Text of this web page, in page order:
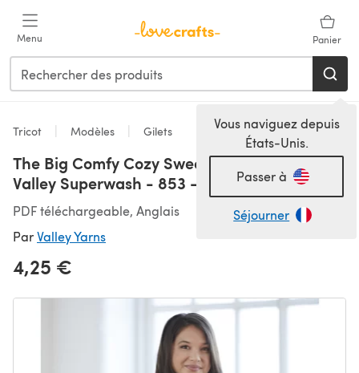
Menu Panier
Vous naviguez depuis
États-Unis.
Passer à
Séjourner
Tricot Modèles Gilets
The Big Comfy Cozy Sweater in Valley Yarns
Valley Superwash - 853 - Downloadable PDF
PDF téléchargeable, Anglais
ParValley Yarns
4,25 €